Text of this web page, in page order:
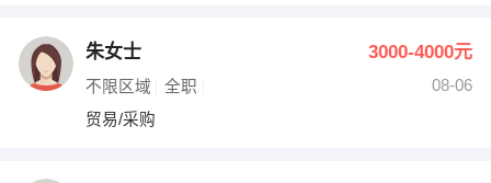
朱女士 3000-4000元
不限区域 全职
08-06
贸易/采购